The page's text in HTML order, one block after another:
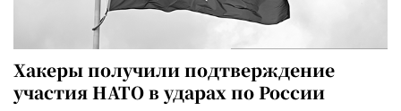
Хакеры получили подтверждение
участия НАТО в ударах по России